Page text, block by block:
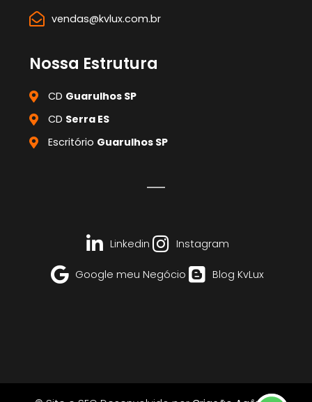
vendas@kvlux.com.br
Nossa Estrutura
CD Guarulhos SP
CD Serra ES
Escritório Guarulhos SP
Linkedin Instagram
Google meu Negócio Blog KvLux